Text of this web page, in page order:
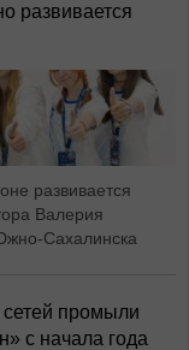
развивается
развивается
Валерия
Сахалинска
промыли
с начала года